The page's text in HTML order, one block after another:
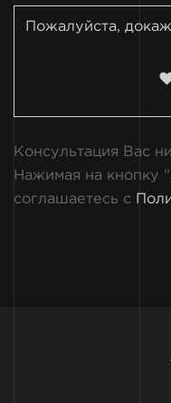
Пожалуйста,
Консультация Вас
Нажимая на кнопку
соглашаетесь с